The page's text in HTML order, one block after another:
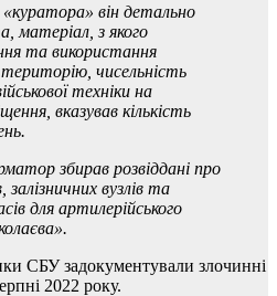
він детально
матеріал, з якого
та використання
територію, чисельність
техніки на
вказував кількість
збирав розвіддані про
вузлів та
для артилерійського
СБУ задокументували злочинні
2022 року.